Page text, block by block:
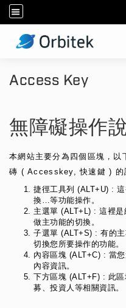
:::
Access Key
無障礙操作
本網站主要分為四個區塊，以
磚 ( Accesskey, 快速鍵 ) 的
捷徑工具列 (ALT+U) :
換…等功能操作。
主選單 (ALT+L) : 這裡
做主功能的切換。
子選單 (ALT+S) : 有的
切換您所要操作的功能。
內容區塊 (ALT+C) : 當
內容資訊。
下方區塊 (ALT+F) : 此
募、投資人等相關資訊。